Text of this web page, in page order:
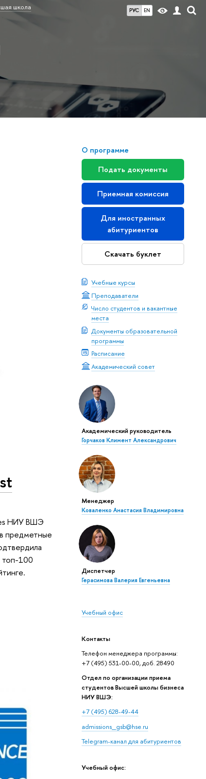
РУС EN
школа
О программе
Подать документы
Приемная комиссия
Для иностранных
абитуриентов
Скачать буклет
Учебные курсы
Преподаватели
Число студентов и вакантные
места
Документы образовательной
программы
Расписание
Академический совет
Академический руководитель
Горчаков Климент Александрович
Менеджер
Коваленко Анастасия Владимировна
Диспетчер
Герасимова Валерия Евгеньевна
Учебный офис
Контакты
Телефон менеджера программы:
+7 (495) 531-00-00, доб. 28490
Отдел по организации приема
студентов Высшей школы бизнеса
НИУ ВШЭ:
+7 (495) 628-49-44
admissions_gsb@hse.ru
Telegram-канал для абитуриентов
Учебный офис:
НИУ ВШЭ
предметные
топ-100